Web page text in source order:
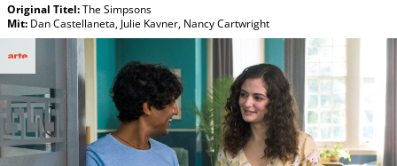
Original Titel:The Simpsons
Mit: Dan Castellaneta, Julie Kavner, Nancy Cartwright